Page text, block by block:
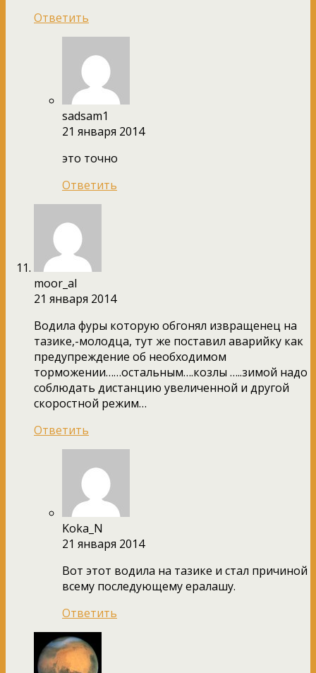
Ответить
sadsam1
21 января 2014
это точно
Ответить
moor_al
21 января 2014
Водила фуры которую обгонял извращенец на
тазике,-молодца, тут же поставил аварийку как
предупреждение об необходимом
торможении……остальным….козлы …..зимой надо
соблюдать дистанцию увеличенной и другой
скоростной режим…
Ответить
Koka_N
21 января 2014
Вот этот водила на тазике и стал причиной
всему последующему ералашу.
Ответить